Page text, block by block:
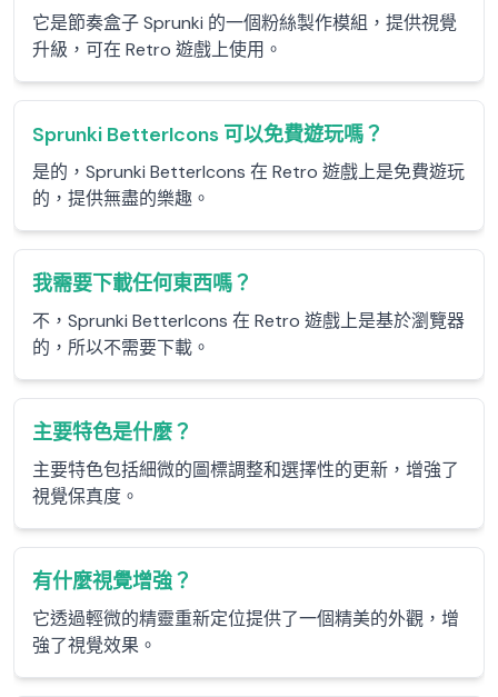
它是節奏盒子 Sprunki 的一個粉絲製作模組，提供視覺
升級，可在 Retro 遊戲上使用。
Sprunki BetterIcons 可以免費遊玩嗎？
是的，Sprunki BetterIcons 在 Retro 遊戲上是免費遊玩
的，提供無盡的樂趣。
我需要下載任何東西嗎？
不，Sprunki BetterIcons 在 Retro 遊戲上是基於瀏覽器
的，所以不需要下載。
主要特色是什麼？
主要特色包括細微的圖標調整和選擇性的更新，增強了
視覺保真度。
有什麼視覺增強？
它透過輕微的精靈重新定位提供了一個精美的外觀，增
強了視覺效果。